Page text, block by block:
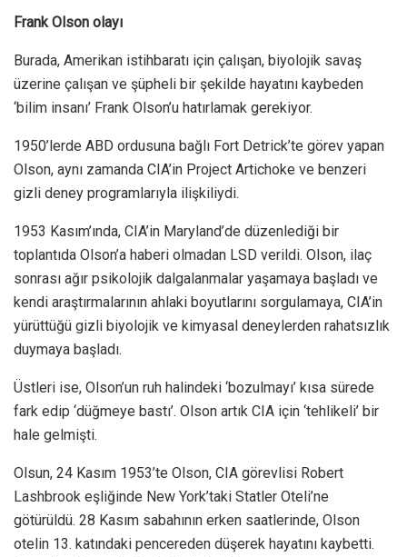
Frank Olson olayı
Burada, Amerikan istihbaratı için çalışan, biyolojik savaş
üzerine çalışan ve şüpheli bir şekilde hayatını kaybeden
‘bilim insanı’ Frank Olson’u hatırlamak gerekiyor.
1950’lerde ABD ordusuna bağlı Fort Detrick’te görev yapan
Olson, aynı zamanda CIA’in Project Artichoke ve benzeri
gizli deney programlarıyla ilişkiliydi.
1953 Kasım’ında, CIA’in Maryland’de düzenlediği bir
toplantıda Olson’a haberi olmadan LSD verildi. Olson, ilaç
sonrası ağır psikolojik dalgalanmalar yaşamaya başladı ve
kendi araştırmalarının ahlaki boyutlarını sorgulamaya, CIA’in
yürüttüğü gizli biyolojik ve kimyasal deneylerden rahatsızlık
duymaya başladı.
Üstleri ise, Olson’un ruh halindeki ‘bozulmayı’ kısa sürede
fark edip ‘düğmeye bastı’. Olson artık CIA için ‘tehlikeli’ bir
hale gelmişti.
Olsun, 24 Kasım 1953’te Olson, CIA görevlisi Robert
Lashbrook eşliğinde New York’taki Statler Oteli’ne
götürüldü. 28 Kasım sabahının erken saatlerinde, Olson
otelin 13. katındaki pencereden düşerek hayatını kaybetti.